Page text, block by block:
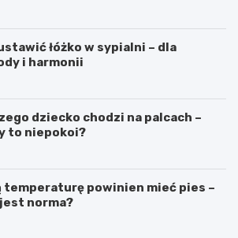
łóżko w sypialni – dla
i harmonii
dziecko chodzi na palcach –
to niepokoi?
temperaturę powinien mieć pies –
norma?